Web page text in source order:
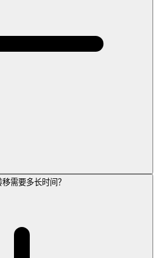
需要多长时间？